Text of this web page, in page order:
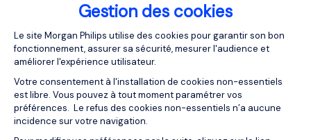
Gestion des cookies
Plateforme de Gestion du
Le site Morgan Philips utilise des cookies pour garantir son bon
fonctionnement, assurer sa sécurité, mesurer l'audience et
améliorer l'expérience utilisateur.
Votre consentement à l'installation de cookies non-essentiels
est libre. Vous pouvez à tout moment paramétrer vos
préférences. Le refus des cookies non-essentiels n’a aucune
incidence sur votre navigation.
MORGAN PHILIPS SPECIALIST RECRUITMENT
NOS RESSOURCES
À lire aussi